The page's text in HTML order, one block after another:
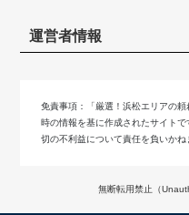
運営者情報
免責事項：
「厳選！浜松エリアの
時の情報を基に作成されたサイト
切の不利益について責任を負いかね
無断転用禁止（